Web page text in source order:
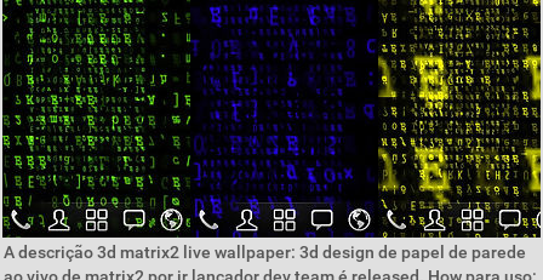
A descrição 3d matrix2 live wallpaper: 3d design de papel de parede